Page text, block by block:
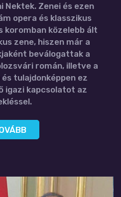
Nektek. Zenei és ezen
opera és klasszikus
koromban közelebb ált
zene, hiszen már a
beválogattak a
román, illetve a
tulajdonképpen ez
igazi kapcsolatot az